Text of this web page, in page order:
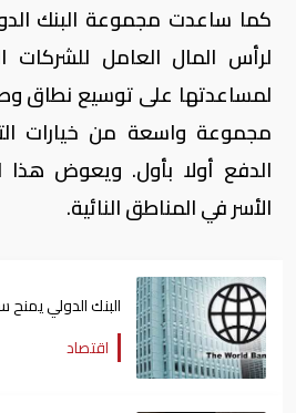
كما ساعدت مجموعة البنك
لرأس المال العامل للشركات
لمساعدتها على توسيع نطاق
مجموعة واسعة من خيارات
الدفع أولا بأول. ويعوض هذا
الأسر في المناطق النائية.
البنك الدولي يمنح سوريا 100
اقتصاد